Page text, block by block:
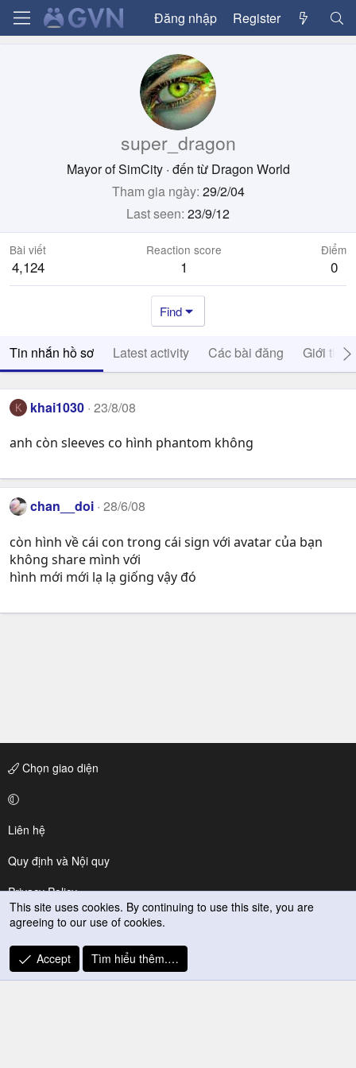
Đăng nhập Register
super_dragon
Mayor of SimCity · đến từ Dragon World
Tham gia ngày 29/2/04
Last seen 23/9/12
Bài viết
4,124
Reaction score
1
Điểm
0
Find
Tin nhắn hồ sơ Latest activity Các bài đăng Giới thiệu
K khai1030 23/8/08
anh còn sleeves co hình phantom không
chan__doi 28/6/08
còn hình về cái con trong cái sign với avatar của bạn
không share mình với
hình mới mới lạ lạ giống vậy đó
Chọn giao diện
Liên hệ
Quy định và Nội quy
Privacy Policy
Trợ giúp
R
S
This site uses cookies. By continuing to use this site, you are
agreeing to our use of cookies.
Accept Tìm hiểu thêm.…